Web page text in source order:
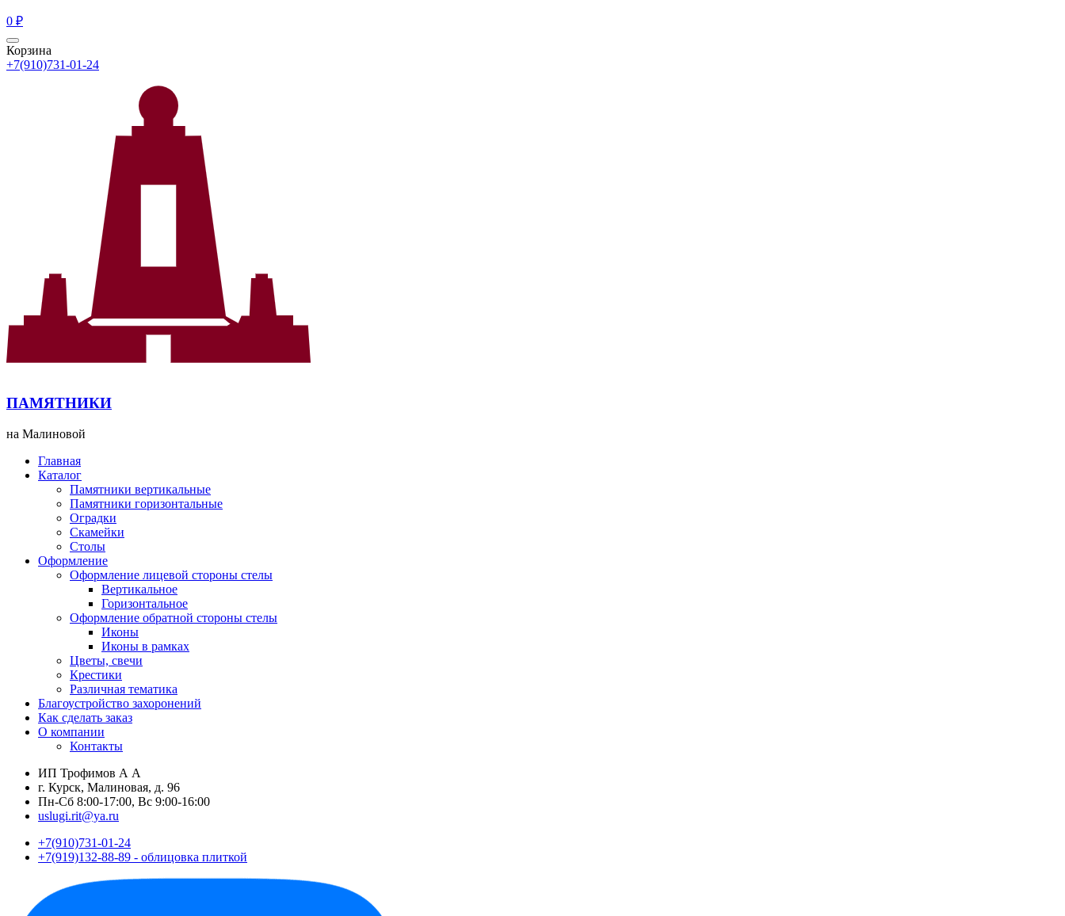
0 ₽
Корзина
+7(910)731-01-24
ПАМЯТНИКИ
на Малиновой
Главная
Каталог
Памятники вертикальные
Памятники горизонтальные
Оградки
Скамейки
Столы
Оформление
Оформление лицевой стороны стелы
Вертикальное
Горизонтальное
Оформление обратной стороны стелы
Иконы
Иконы в рамках
Цветы, свечи
Крестики
Различная тематика
Благоустройство захоронений
Как сделать заказ
О компании
Контакты
ИП Трофимов А А
г. Курск, Малиновая, д. 96
Пн-Сб 8:00-17:00, Вс 9:00-16:00
uslugi.rit@ya.ru
+7(910)731-01-24
+7(919)132-88-89 - облицовка плиткой